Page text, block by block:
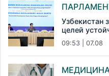
Узбекистан
целей
09:53 | 07.08